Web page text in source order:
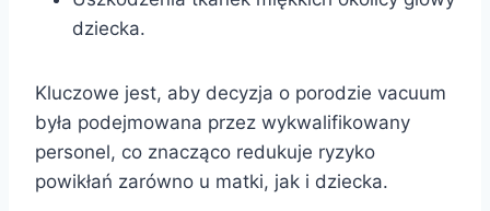
dziecka.
Kluczowe jest, aby decyzja o porodzie vacuum
była podejmowana przez wykwalifikowany
personel, co znacząco redukuje ryzyko
powikłań zarówno u matki, jak i dziecka.